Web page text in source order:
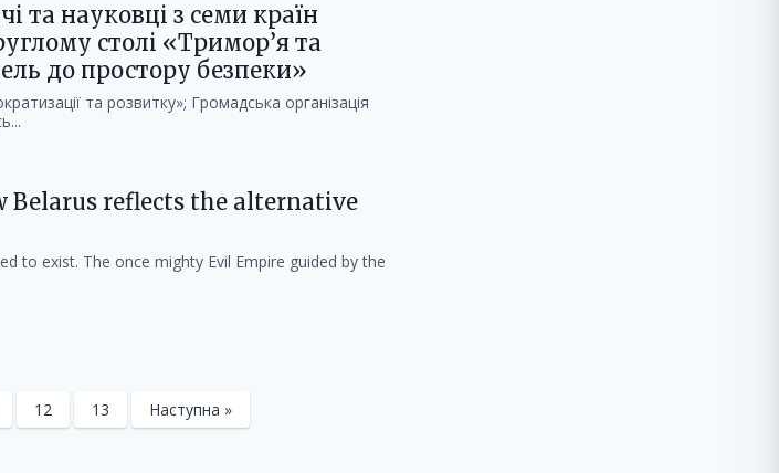
та науковці з семи країн
столі «Тримор’я та
до простору безпеки»
та розвитку»; Громадська організація
Belarus reflects the alternative
to exist. The once mighty Evil Empire guided by the
12 13 Наступна »